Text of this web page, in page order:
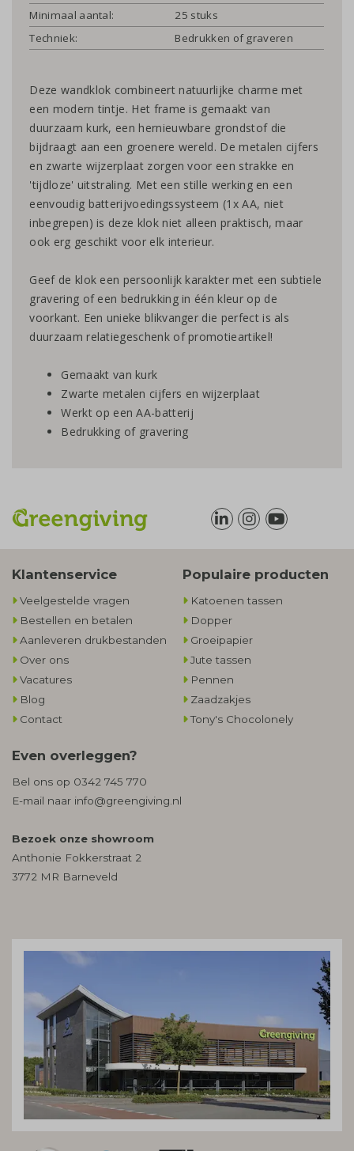
Minimaal aantal:
25 stuks
Techniek:
Bedrukken of graveren
Deze wandklok combineert natuurlijke charme met
een modern tintje. Het frame is gemaakt van
duurzaam kurk, een hernieuwbare grondstof die
bijdraagt aan een groenere wereld. De metalen cijfers
en zwarte wijzerplaat zorgen voor een strakke en
'tijdloze' uitstraling. Met een stille werking en een
eenvoudig batterijvoedingssysteem (1x AA, niet
inbegrepen) is deze klok niet alleen praktisch, maar
ook erg geschikt voor elk interieur.
Geef de klok een persoonlijk karakter met een subtiele
gravering of een bedrukking in één kleur op de
voorkant. Een unieke blikvanger die perfect is als
duurzaam relatiegeschenk of promotieartikel!
Gemaakt van kurk
Zwarte metalen cijfers en wijzerplaat
Werkt op een AA-batterij
Bedrukking of gravering
Klantenservice
Veelgestelde vragen
Bestellen en betalen
Aanleveren drukbestanden
Over ons
Vacatures
Blog
Contact
Populaire producten
Katoenen tassen
Dopper
Groeipapier
Jute tassen
Pennen
Zaadzakjes
Tony's Chocolonely
Even overleggen?
Bel ons op 0342 745 770
E-mail naar info@greengiving.nl
Bezoek onze showroom
Anthonie Fokkerstraat 2
3772 MR Barneveld